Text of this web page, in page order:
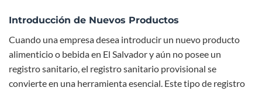
Introducción de Nuevos Productos
Cuando una empresa desea introducir un nuevo producto
alimenticio o bebida en El Salvador y aún no posee un
registro sanitario, el registro sanitario provisional se
convierte en una herramienta esencial. Este tipo de registro